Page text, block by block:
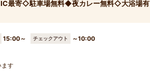
最寄◇駐車場無料◆夜カレー無料◇大浴場有
15:00～ チェックアウト
～10:00
ます